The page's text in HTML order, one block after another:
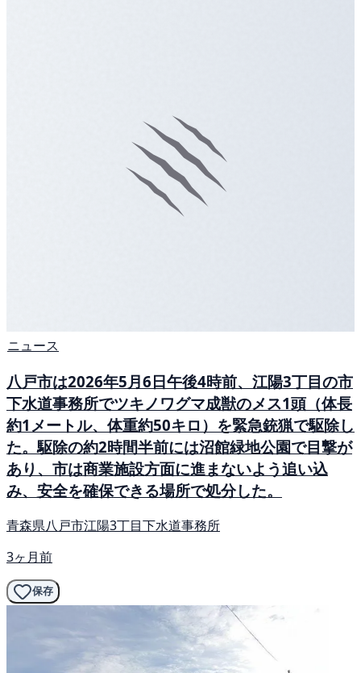
ニュース
八戸市は2026年5月6日午後4時前、江陽3丁目の市
下水道事務所でツキノワグマ成獣のメス1頭（体長
約1メートル、体重約50キロ）を緊急銃猟で駆除し
た。駆除の約2時間半前には沼館緑地公園で目撃が
あり、市は商業施設方面に進まないよう追い込
み、安全を確保できる場所で処分した。
青森県八戸市江陽3丁目下水道事務所
3ヶ月前
保存